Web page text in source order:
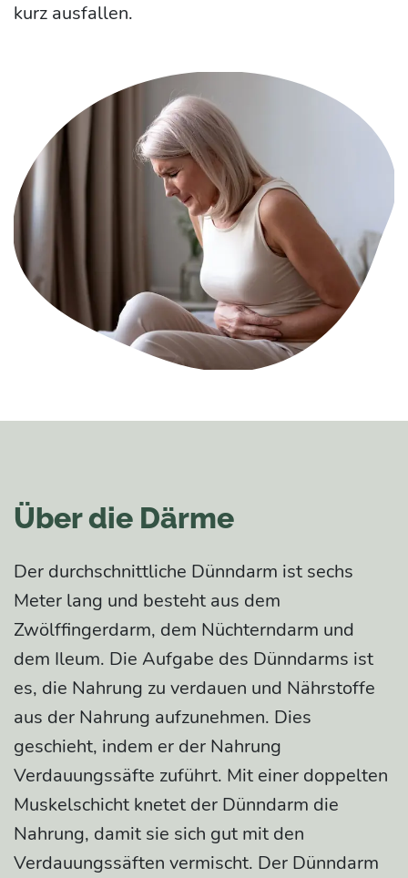
kurz ausfallen.
Über die Därme
Der durchschnittliche Dünndarm ist sechs
Meter lang und besteht aus dem
Zwölffingerdarm, dem Nüchterndarm und
dem Ileum. Die Aufgabe des Dünndarms ist
es, die Nahrung zu verdauen und Nährstoffe
aus der Nahrung aufzunehmen. Dies
geschieht, indem er der Nahrung
Verdauungssäfte zuführt. Mit einer doppelten
Muskelschicht knetet der Dünndarm die
Nahrung, damit sie sich gut mit den
Verdauungssäften vermischt. Der Dünndarm